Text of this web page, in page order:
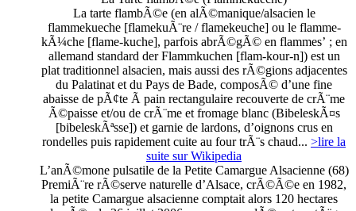
La tarte flambÃ©e (en alÃ©manique/alsacien le
flammekueche [flamekuÃ¨re / flamekeuche] ou le flamme-
kÃ¼che [flame-kuche], parfois abrÃ©gÃ© en flammes’ ; en
allemand standard der Flammkuchen [flam-kour-n]) est un
plat traditionnel alsacien, mais aussi des rÃ©gions adjacentes
du Palatinat et du Pays de Bade, composÃ© d’une fine
abaisse de pÃ¢te Ã pain rectangulaire recouverte de crÃ¨me
Ã©paisse et/ou de crÃ¨me et fromage blanc (BibeleskÃ¤s
[bibeleskÃªsse]) et garnie de lardons, d’oignons crus en
rondelles puis rapidement cuite au four trÃ¨s chaud... >lire la
suite sur Wikipedia
L’anÃ©mone pulsatile de la Petite Camargue Alsacienne (68)
PremiÃ¨re rÃ©serve naturelle d’Alsace, crÃ©Ã©e en 1982,
la petite Camargue alsacienne comptait alors 120 hectares